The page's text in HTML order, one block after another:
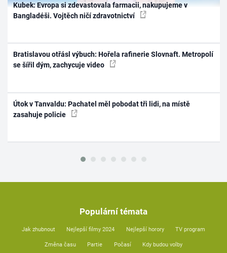
Kubek: Evropa si zdevastovala farmacii, nakupujeme v
Bangladéši. Vojtěch ničí zdravotnictví
Bratislavou otřásl výbuch: Hořela rafinerie Slovnaft. Metropolí
se šířil dým, zachycuje video
Útok v Tanvaldu: Pachatel měl pobodat tři lidi, na místě
zasahuje policie
Populární témata
Jak zhubnout Nejlepší filmy 2024 Nejlepší horory TV program
Změna času Partie Počasí Kdy budou volby